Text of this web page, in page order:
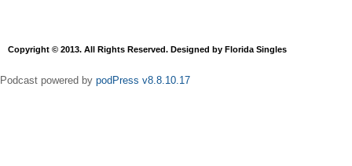
Copyright © 2013. All Rights Reserved. Designed by Florida Singles
Podcast powered by podPress v8.8.10.17